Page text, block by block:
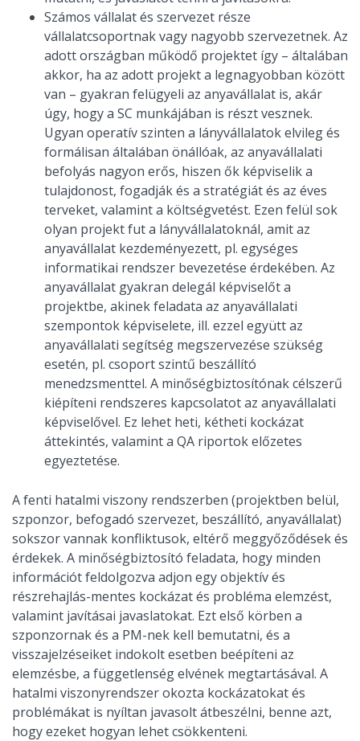
Számos vállalat és szervezet része
vállalatcsoportnak vagy nagyobb szervezetnek. Az
adott országban működő projektet így – általában
akkor, ha az adott projekt a legnagyobban között
van – gyakran felügyeli az anyavállalat is, akár
úgy, hogy a SC munkájában is részt vesznek.
Ugyan operatív szinten a lányvállalatok elvileg és
formálisan általában önállóak, az anyavállalati
befolyás nagyon erős, hiszen ők képviselik a
tulajdonost, fogadják és a stratégiát és az éves
terveket, valamint a költségvetést. Ezen felül sok
olyan projekt fut a lányvállalatoknál, amit az
anyavállalat kezdeményezett, pl. egységes
informatikai rendszer bevezetése érdekében. Az
anyavállalat gyakran delegál képviselőt a
projektbe, akinek feladata az anyavállalati
szempontok képviselete, ill. ezzel együtt az
anyavállalati segítség megszervezése szükség
esetén, pl. csoport szintű beszállító
menedzsmenttel. A minőségbiztosítónak célszerű
kiépíteni rendszeres kapcsolatot az anyavállalati
képviselővel. Ez lehet heti, kétheti kockázat
áttekintés, valamint a QA riportok előzetes
egyeztetése.
A fenti hatalmi viszony rendszerben (projektben belül,
szponzor, befogadó szervezet, beszállító, anyavállalat)
sokszor vannak konfliktusok, eltérő meggyőződések és
érdekek. A minőségbiztosító feladata, hogy minden
információt feldolgozva adjon egy objektív és
részrehajlás-mentes kockázat és probléma elemzést,
valamint javításai javaslatokat. Ezt első körben a
szponzornak és a PM-nek kell bemutatni, és a
visszajelzéseiket indokolt esetben beépíteni az
elemzésbe, a függetlenség elvének megtartásával. A
hatalmi viszonyrendszer okozta kockázatokat és
problémákat is nyíltan javasolt átbeszélni, benne azt,
hogy ezeket hogyan lehet csökkenteni.